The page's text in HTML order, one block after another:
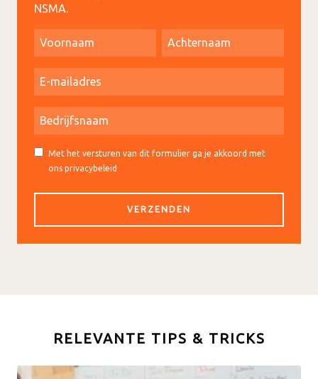
NSMA.
Met het versturen van dit formulier ga je akkoord met
ons privacybeleid
RELEVANTE TIPS & TRICKS